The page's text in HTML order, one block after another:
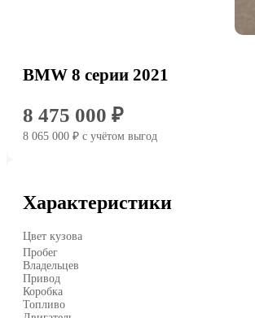
BMW 8 серии 2021
8 475 000 ₽
8 065 000 ₽ c учётом выгод
Характеристики
Цвет кузова
Пробег
Владельцев
Привод
Коробка
Топливо